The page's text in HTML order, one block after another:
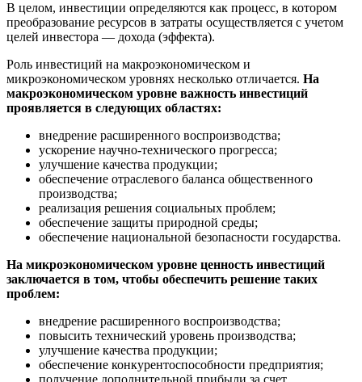
В целом, инвестиции определяются как процесс, в котором
преобразование ресурсов в затраты осуществляется с учетом
целей инвестора — дохода (эффекта).
Роль инвестиций на макроэкономическом и
микроэкономическом уровнях несколько отличается. На
макроэкономическом уровне важность инвестиций
проявляется в следующих областях:
внедрение расширенного воспроизводства;
ускорение научно-технического прогресса;
улучшение качества продукции;
обеспечение отраслевого баланса общественного
производства;
реализация решения социальных проблем;
обеспечение защиты природной среды;
обеспечение национальной безопасности государства.
На микроэкономическом уровне ценность инвестиций
заключается в том, чтобы обеспечить решение таких
проблем:
внедрение расширенного воспроизводства;
повысить технический уровень производства;
улучшение качества продукции;
обеспечение конкурентоспособности предприятия;